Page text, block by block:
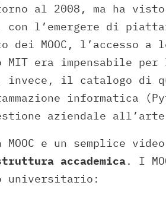
al 2008, ma ha
l’emergere di
dei MOOC, l’accesso
era impensabile per
invece, il catalogo di
informatica
aziendale
e un semplice
accademica. I
universitario: